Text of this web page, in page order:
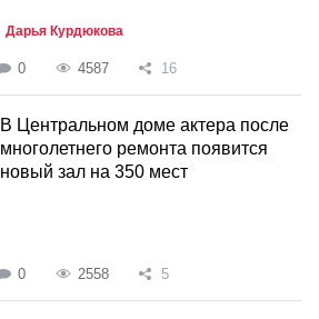
Дарья Курдюкова
0 4587 16
В Центральном доме актера после
многолетнего ремонта появится
новый зал на 350 мест
0 2558 5